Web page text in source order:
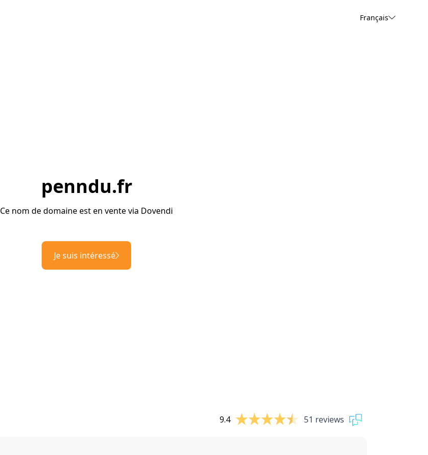
Français
penndu.fr
Ce nom de domaine est en vente via Dovendi
Je suis intéressé
9.4 51 reviews